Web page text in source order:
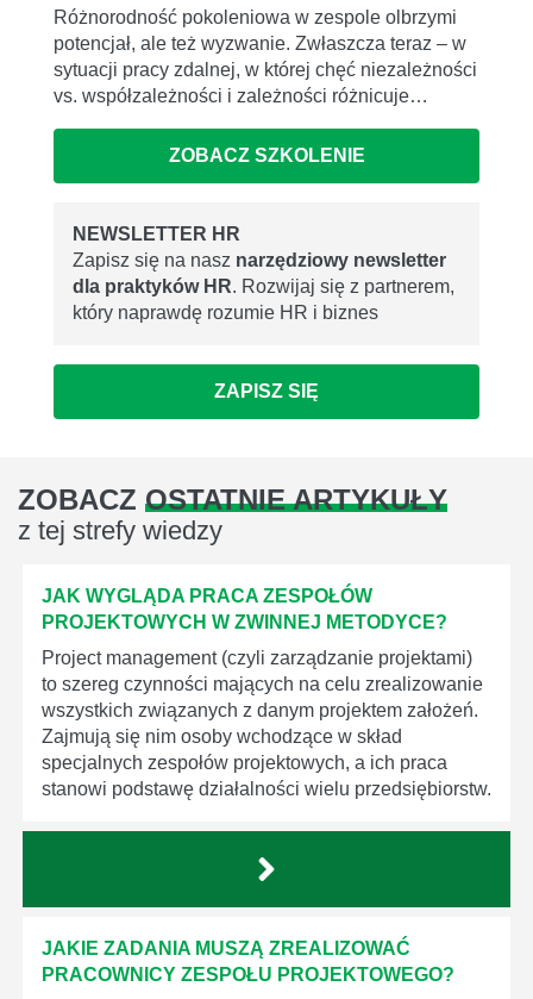
Różnorodność pokoleniowa w zespole olbrzymi
potencjał, ale też wyzwanie. Zwłaszcza teraz – w
sytuacji pracy zdalnej, w której chęć niezależności
vs. współzależności i zależności różnicuje…
ZOBACZ SZKOLENIE
NEWSLETTER HR
Zapisz się na nasz narzędziowy newsletter
dla praktyków HR. Rozwijaj się z partnerem,
który naprawdę rozumie HR i biznes
ZAPISZ SIĘ
ZOBACZ OSTATNIE ARTYKUŁY
z tej strefy wiedzy
JAK WYGLĄDA PRACA ZESPOŁÓW
PROJEKTOWYCH W ZWINNEJ METODYCE?
Project management (czyli zarządzanie projektami)
to szereg czynności mających na celu zrealizowanie
wszystkich związanych z danym projektem założeń.
Zajmują się nim osoby wchodzące w skład
specjalnych zespołów projektowych, a ich praca
stanowi podstawę działalności wielu przedsiębiorstw.
JAKIE ZADANIA MUSZĄ ZREALIZOWAĆ
PRACOWNICY ZESPOŁU PROJEKTOWEGO?